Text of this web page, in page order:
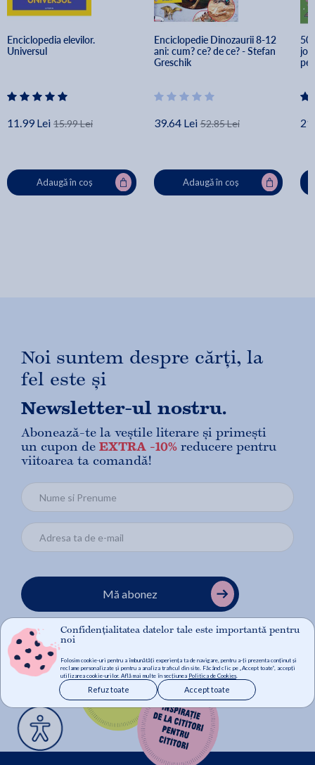
Confidențialitatea datelor tale este importantă pentru
noi
Folosim cookie-uri pentru a îmbunătăți experiența ta de navigare, pentru a-ți prezenta conținut și
reclame personalizate și pentru a analiza traficul din site. Făcând clic pe „Accept toate”, accepți
utilizarea cookie-urilor. Află mai multe în secțiunea Politica de Cookies.
Accept toate
Refuz toate
Enciclopedia elevilor.
Universul
11.99 Lei 15.99 Lei
Adaugă în coș
Enciclopedie Dinozaurii 8-12
ani: cum? ce? de ce? - Stefan
Greschik
39.64 Lei 52.85 Lei
Adaugă în coș
Noi suntem despre cărți, la
fel este și
Newsletter-ul nostru.
Abonează-te la veștile literare și primești
un cupon de EXTRA -10% reducere pentru
viitoarea ta comandă!
Mă abonez